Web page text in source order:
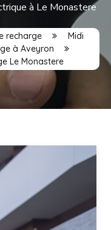
à Le Monastere
recharge
Midi
à Aveyron
Le Monastere